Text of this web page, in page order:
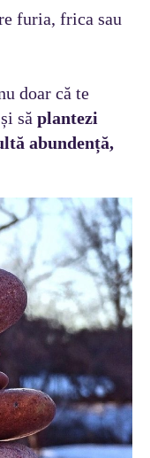
furia, frica sau
doar că te
să plantezi
abundență,